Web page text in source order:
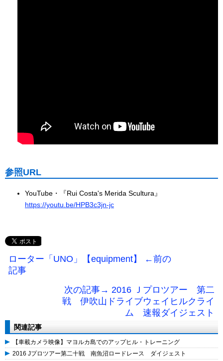
参照URL
YouTube・『Rui Costa's Merida Scultura』
https://youtu.be/HPB3c3jn-jc
ローター「UNO」【equipment】 ←前の
記事
次の記事→ 2016 Ｊプロツアー 第二
戦 伊吹山ドライブウェイヒルクライ
ム 速報ダイジェスト
関連記事
【車載カメラ映像】マヨルカ島でのアップヒル・トレーニング
2016 Jプロツアー第二十戦 南魚沼ロードレース ダイジェスト